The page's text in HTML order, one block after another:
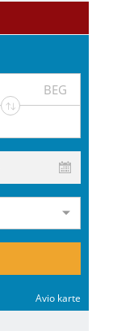
BEG
Avio karte